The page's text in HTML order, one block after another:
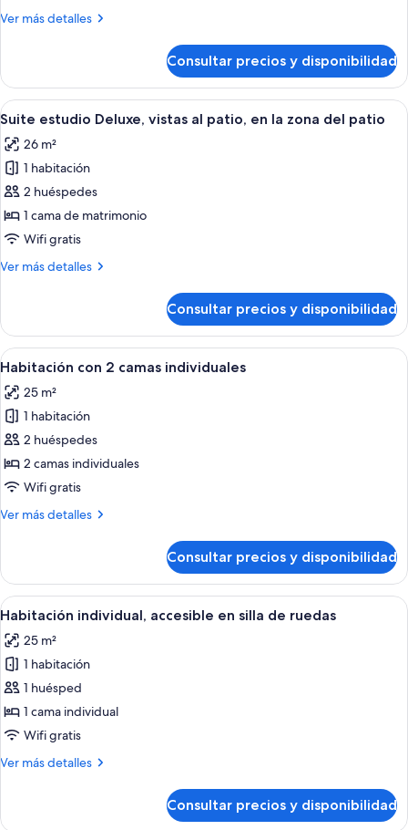
Ver más detalles
Más
Deluxe
Consultar precios y disponibilidad
Abrir
todas
las
fotos
de
Suite
estudio
vistas
en
la
zona
del
patio
Suite estudio Deluxe, vistas al patio,
13
Suite estudio Deluxe, vistas al patio, en la zona del patio
26 m²
1 habitación
2 huéspedes
1 cama de matrimonio
Wifi gratis
Ver más detalles
Más
estudio
Deluxe,
vistas
patio,
en
la
zona
del
patio
Consultar precios y disponibilidad
Abrir
todas
las
fotos
de
Habitación
con
camas
Habitación con 2 camas individuales
10
Habitación con 2 camas individuales
25 m²
1 habitación
2 huéspedes
2 camas individuales
Wifi gratis
Ver más detalles
Más
con
camas
Consultar precios y disponibilidad
Abrir
todas
las
fotos
de
Habitación
individual,
en
Un dormitorio con cama, escritorio y
8
Habitación individual, accesible en silla de ruedas
25 m²
1 habitación
1 huésped
1 cama individual
Wifi gratis
Ver más detalles
Más
Consultar precios y disponibilidad